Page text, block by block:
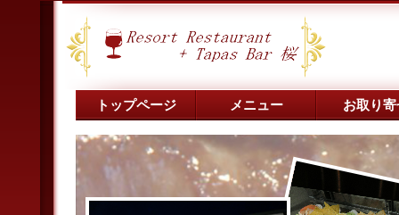
トップページ メニュー お取り寄